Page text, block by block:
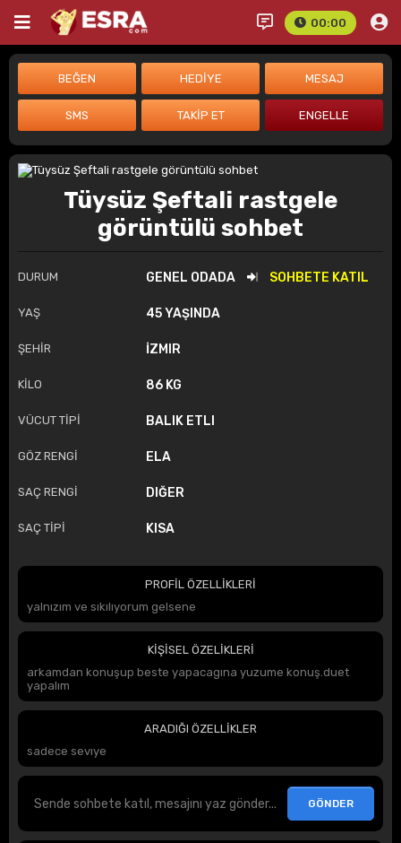
00:00
Tüysüz Şeftali rastgele
görüntülü sohbet
DURUM GENEL ODADA SOHBETE KATIL
YAŞ 45 YAŞINDA
ŞEHİR İZMIR
KİLO 86 KG
VÜCUT TİPİ BALIK ETLI
GÖZ RENGİ ELA
SAÇ RENGİ DIĞER
SAÇ TİPİ KISA
PROFİL ÖZELLİKLERİ
yalnızım ve sıkılıyorum gelsene
KİŞİSEL ÖZELİKLERİ
arkamdan konuşup beste yapacagına yuzume konuş.duet
yapalım
ARADIĞI ÖZELLİKLER
sadece sevıye